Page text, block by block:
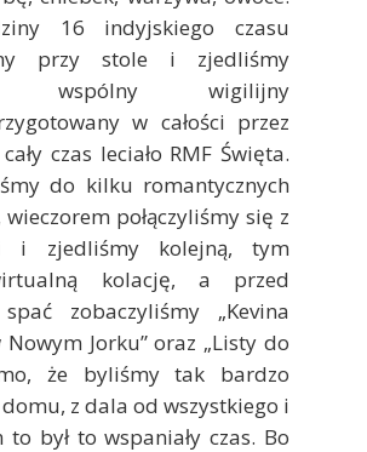
16 indyjskiego czasu
przy stole i zjedliśmy
wspólny wigilijny
w całości przez
czas leciało RMF Święta.
do kilku romantycznych
wieczorem połączyliśmy się z
i zjedliśmy kolejną, tym
kolację, a przed
zobaczyliśmy „Kevina
Jorku” oraz „Listy do
że byliśmy tak bardzo
z dala od wszystkiego i
to był to wspaniały czas. Bo